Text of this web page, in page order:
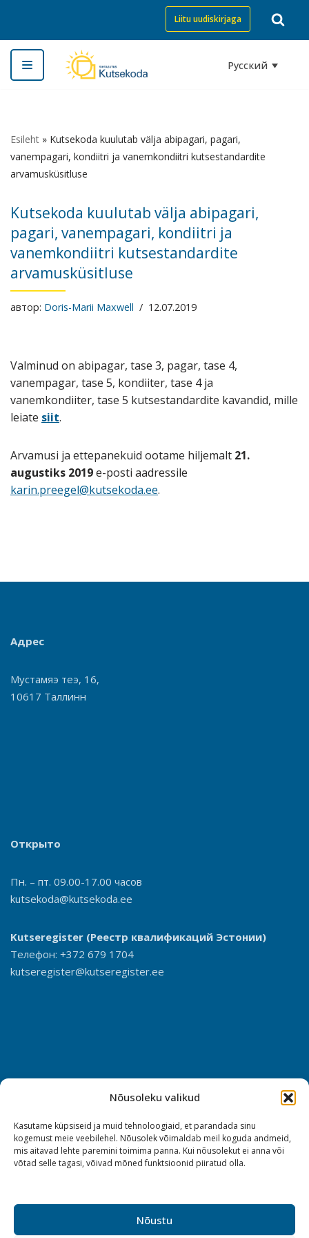
Nõusoleku valikud
Kasutame küpsiseid ja muid tehnoloogiaid, et parandada sinu
kogemust meie veebilehel. Nõusolek võimaldab meil koguda andmeid,
mis aitavad lehte paremini toimima panna. Kui nõusolekut ei anna või
võtad selle tagasi, võivad mõned funktsioonid piiratud olla.
Nõustu
Перейти
к
содержимому
Liitu uudiskirjaga
Русский
Esileht » Kutsekoda kuulutab välja abipagari, pagari,
vanempagari, kondiitri ja vanemkondiitri kutsestandardite
arvamusküsitluse
Kutsekoda kuulutab välja abipagari,
pagari, vanempagari, kondiitri ja
vanemkondiitri kutsestandardite
arvamusküsitluse
автор: Doris-Marii Maxwell 12.07.2019
Valminud on abipagar, tase 3, pagar, tase 4,
vanempagar, tase 5, kondiiter, tase 4 ja
vanemkondiiter, tase 5 kutsestandardite kavandid, mille
leiate siit.
Arvamusi ja ettepanekuid ootame hiljemalt 21.
augustiks 2019e-posti aadressile
karin.preegel@kutsekoda.ee.
Адрес
Мустамяэ теэ, 16,
10617 Таллинн
Открыто
Пн. – пт. 09.00-17.00 часов
kutsekoda@kutsekoda.ee
Kutseregister (Реестр квалификаций Эстонии)
Телефон: +372 679 1704
kutseregister@kutseregister.ee